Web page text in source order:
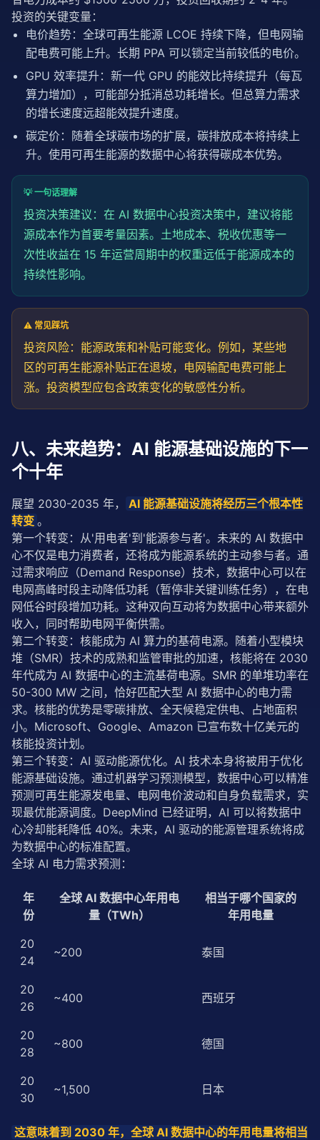
投资的关键变量：
电价趋势：全球可再生能源 LCOE 持续下降，但电网输
配电费可能上升。长期 PPA 可以锁定当前较低的电价。
GPU 效率提升：新一代 GPU 的能效比持续提升（每瓦
算力增加），可能部分抵消总功耗增长。但总算力需求
的增长速度远超能效提升速度。
碳定价：随着全球碳市场的扩展，碳排放成本将持续上
升。使用可再生能源的数据中心将获得碳成本优势。
💡 一句话理解
投资决策建议：在 AI 数据中心投资决策中，建议将能
源成本作为首要考量因素。土地成本、税收优惠等一
次性收益在 15 年运营周期中的权重远低于能源成本的
持续性影响。
⚠️ 常见踩坑
投资风险：能源政策和补贴可能变化。例如，某些地
区的可再生能源补贴正在退坡，电网输配电费可能上
涨。投资模型应包含政策变化的敏感性分析。
八、未来趋势：AI 能源基础设施的下一
个十年
展望 2030-2035 年，
AI 能源基础设施将经历三个根本性
转变 。
第一个转变：从'用电者'到'能源参与者'。未来的 AI 数据中
心不仅是电力消费者，还将成为能源系统的主动参与者。通
过需求响应（Demand Response）技术，数据中心可以在
电网高峰时段主动降低功耗（暂停非关键训练任务），在电
网低谷时段增加功耗。这种双向互动将为数据中心带来额外
收入，同时帮助电网平衡供需。
第二个转变：核能成为 AI 算力的基荷电源。随着小型模块
堆（SMR）技术的成熟和监管审批的加速，核能将在 2030
年代成为 AI 数据中心的主流基荷电源。SMR 的单堆功率在
50-300 MW 之间，恰好匹配大型 AI 数据中心的电力需
求。核能的优势是零碳排放、全天候稳定供电、占地面积
小。Microsoft、Google、Amazon 已宣布数十亿美元的
核能投资计划。
第三个转变：AI 驱动能源优化。AI 技术本身将被用于优化
能源基础设施。通过机器学习预测模型，数据中心可以精准
预测可再生能源发电量、电网电价波动和自身负载需求，实
现最优能源调度。DeepMind 已经证明，AI 可以将数据中
心冷却能耗降低 40%。未来，AI 驱动的能源管理系统将成
为数据中心的标准配置。
全球 AI 电力需求预测：
年
份
全球 AI 数据中心年用电
量（TWh）
相当于哪个国家的
年用电量
20
24
~200 泰国
20
26
~400 西班牙
20
28
~800 德国
20
30
~1,500 日本
这意味着到 2030 年，全球 AI 数据中心的年用电量将相当